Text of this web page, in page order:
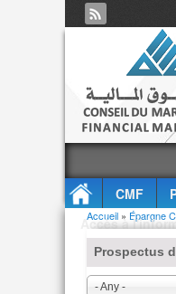
CMF
Accès à
Vous êtes ici
Accueil » Épargne
Prospectus
- Any -